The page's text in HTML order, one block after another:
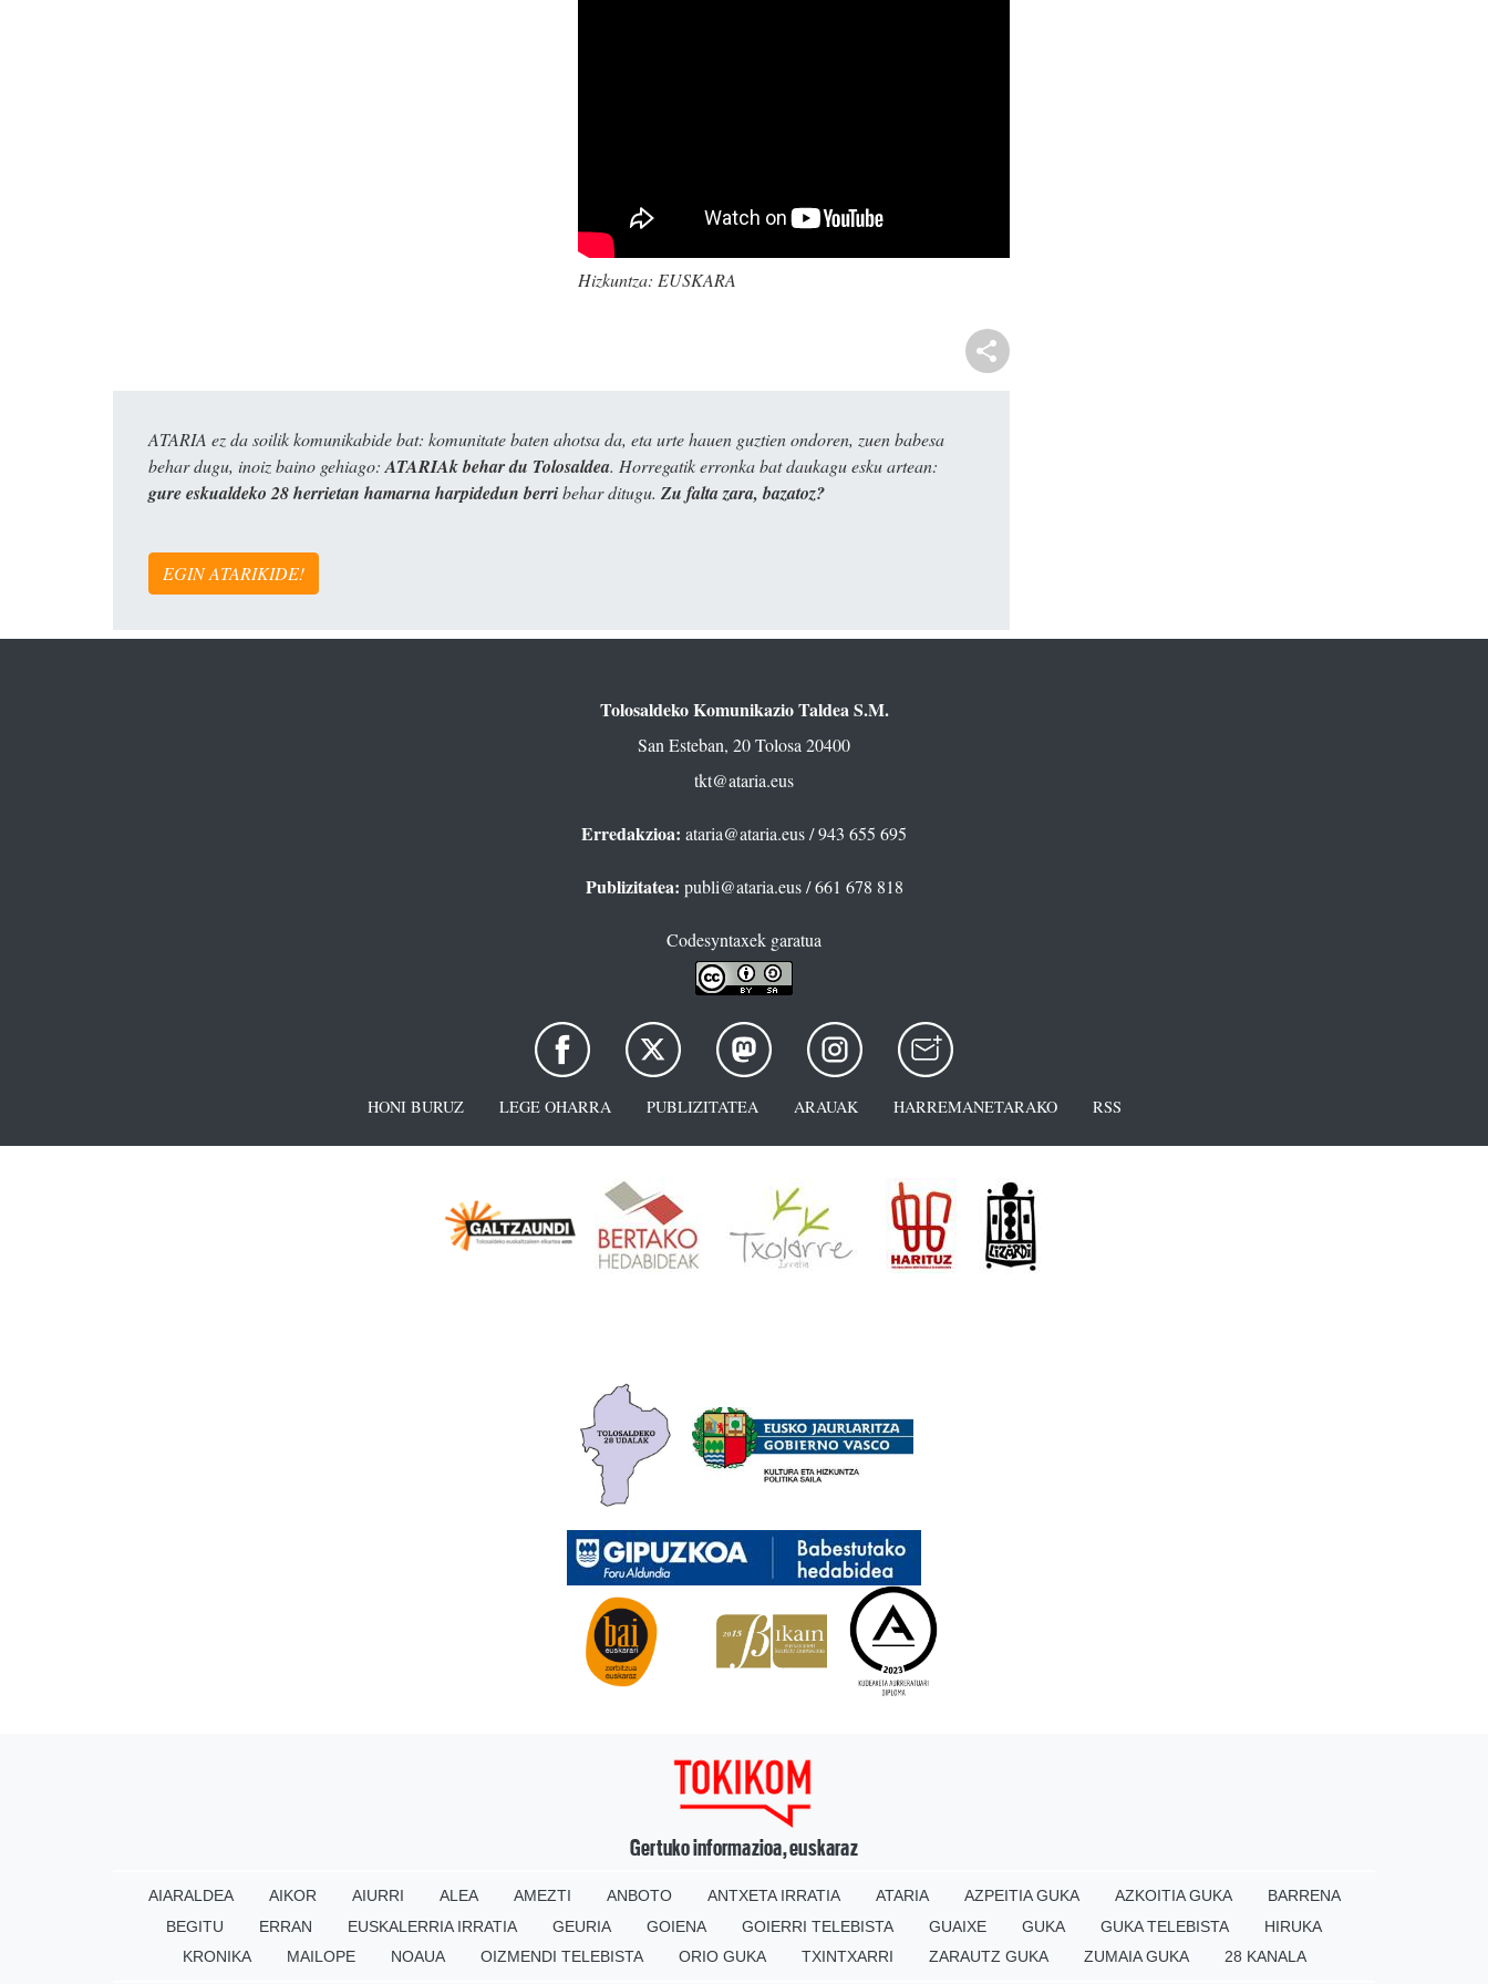
Hizkuntza: EUSKARA
ATARIA ez da soilik komunikabide bat: komunitate baten ahotsa da, eta urte hauen guztien ondoren, zuen babesa
behar dugu, inoiz baino gehiago:ATARIAk behar du Tolosaldea. Horregatik erronka bat daukagu esku artean:
gure eskualdeko 28 herrietan hamarna harpidedun berribehar ditugu. Zu falta zara, bazatoz?
EGIN ATARIKIDE!
Tolosaldeko Komunikazio Taldea S.M.
San Esteban, 20 Tolosa 20400
tkt@ataria.eus
Erredakzioa: ataria@ataria.eus/ 943 655 695
Publizitatea: publi@ataria.eus/ 661 678 818
Codesyntaxek garatua
HONI BURUZ LEGE OHARRA PUBLIZITATEA ARAUAK HARREMANETARAKO RSS
Gertuko informazioa, euskaraz
AIARALDEA AIKOR AIURRI ALEA AMEZTI ANBOTO ANTXETA IRRATIA ATARIA AZPEITIA GUKA AZKOITIA GUKA
BARRENA
BEGITU
ERRAN EUSKALERRIA IRRATIA GEURIA GOIENA GOIERRI TELEBISTA GUAIXE GUKA GUKA TELEBISTA
HIRUKA
KRONIKA
MAILOPE NOAUA OIZMENDI TELEBISTA ORIO GUKA TXINTXARRI ZARAUTZ GUKA ZUMAIA GUKA 28 KANALA